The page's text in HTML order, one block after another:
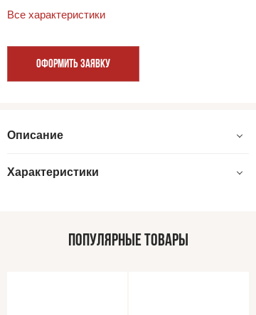
Все характеристики
ОФОРМИТЬ ЗАЯВКУ
Описание
Характеристики
ПОПУЛЯРНЫЕ ТОВАРЫ